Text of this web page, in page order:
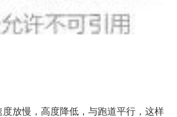
放慢，高度降低，与跑道平行，这样